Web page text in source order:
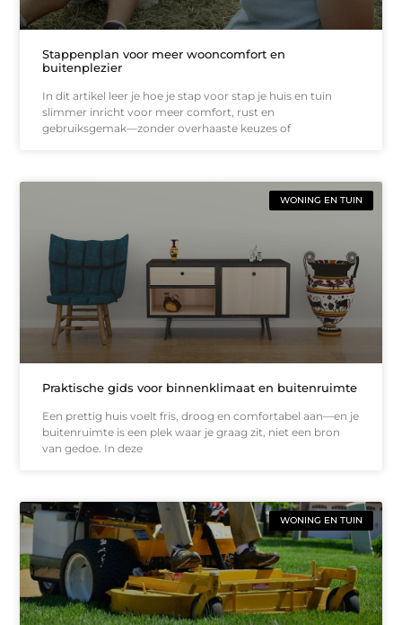
Stappenplan voor meer wooncomfort en
buitenplezier
In dit artikel leer je hoe je stap voor stap je huis en tuin
slimmer inricht voor meer comfort, rust en
gebruiksgemak—zonder overhaaste keuzes of
WONING EN TUIN
Praktische gids voor binnenklimaat en buitenruimte
Een prettig huis voelt fris, droog en comfortabel aan—en je
buitenruimte is een plek waar je graag zit, niet een bron
van gedoe. In deze
WONING EN TUIN